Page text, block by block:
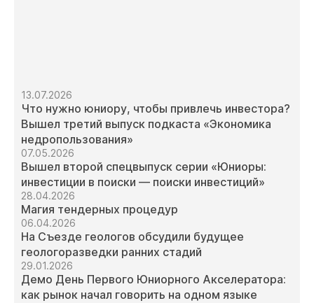
13.07.2026
Что нужно юниору, чтобы привлечь инвестора?
Вышел третий выпуск подкаста «Экономика
недропользования»
07.05.2026
Вышел второй спецвыпуск серии «Юниоры:
инвестиции в поиски — поиски инвестиций»
28.04.2026
Магия тендерных процедур
06.04.2026
На Съезде геологов обсудили будущее
геологоразведки ранних стадий
29.01.2026
Демо День Первого Юниорного Акселератора:
как рынок начал говорить на одном языке